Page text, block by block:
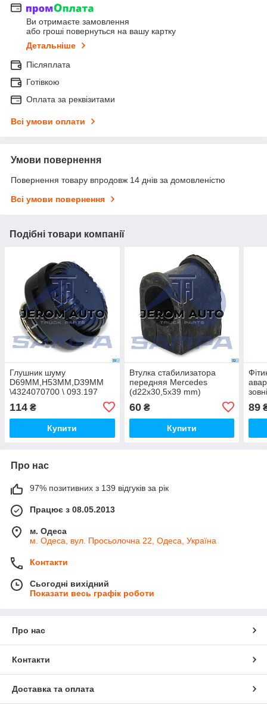
Ви отримаєте замовлення
або гроші повернуться на вашу картку
Детальніше
Післяплата
Готівкою
Оплата за реквізитами
Всі умови оплати
Умови повернення
Повернення товару впродовж 14 днів за домовленістю
Всі умови повернення
Подібні товари компанії
Глушник шуму
D69MM,H53MM,D39MM
\4324070700 \ 093.197
114 ₴
Купити
Втулка стабилизатора
передняя Mercedes
(d22x30,5x39 mm)
60₴
Купити
89
Про нас
97% позитивних з 139 відгуків за рік
Працює з 08.05.2013
м. Одеса
м. Одеса, вул. Просьолочна 22, Одеса, Україна
Контакти
Сьогодні вихідний
Показати весь графік роботи
Про нас
Контакти
Доставка та оплата